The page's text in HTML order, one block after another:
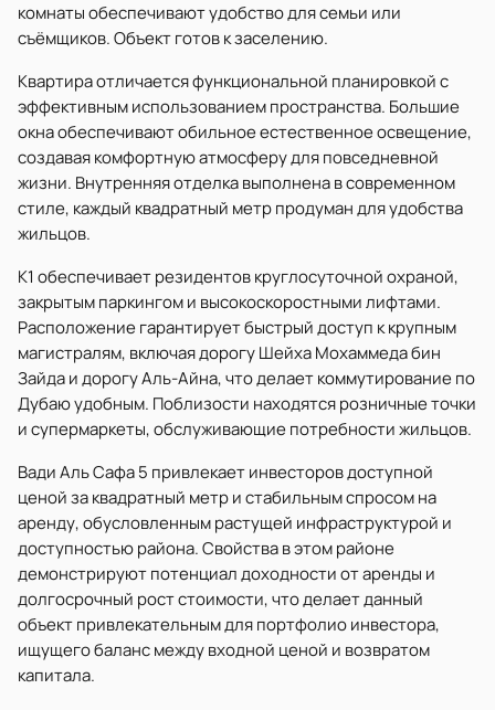
комнаты обеспечивают удобство для семьи или
съёмщиков. Объект готов к заселению.
Квартира отличается функциональной планировкой с
эффективным использованием пространства. Большие
окна обеспечивают обильное естественное освещение,
создавая комфортную атмосферу для повседневной
жизни. Внутренняя отделка выполнена в современном
стиле, каждый квадратный метр продуман для удобства
жильцов.
K1 обеспечивает резидентов круглосуточной охраной,
закрытым паркингом и высокоскоростными лифтами.
Расположение гарантирует быстрый доступ к крупным
магистралям, включая дорогу Шейха Мохаммеда бин
Зайда и дорогу Аль-Айна, что делает коммутирование по
Дубаю удобным. Поблизости находятся розничные точки
и супермаркеты, обслуживающие потребности жильцов.
Вади Аль Сафа 5 привлекает инвесторов доступной
ценой за квадратный метр и стабильным спросом на
аренду, обусловленным растущей инфраструктурой и
доступностью района. Свойства в этом районе
демонстрируют потенциал доходности от аренды и
долгосрочный рост стоимости, что делает данный
объект привлекательным для портфолио инвестора,
ищущего баланс между входной ценой и возвратом
капитала.